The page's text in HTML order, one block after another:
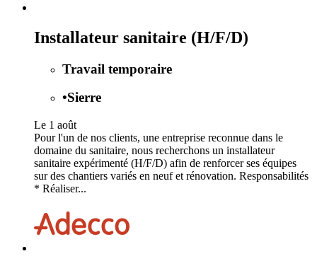
Installateur sanitaire (H/F/D)
Travail temporaire
•Sierre
Le 1 août
Pour l'un de nos clients, une entreprise reconnue dans le
domaine du sanitaire, nous recherchons un installateur
sanitaire expérimenté (H/F/D) afin de renforcer ses équipes
sur des chantiers variés en neuf et rénovation. Responsabilités
* Réaliser...